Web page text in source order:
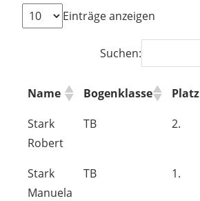
Einträge anzeigen
Suchen:
Name Bogenklasse Platz
Stark
Robert
TB 2.
Stark
Manuela
TB 1.